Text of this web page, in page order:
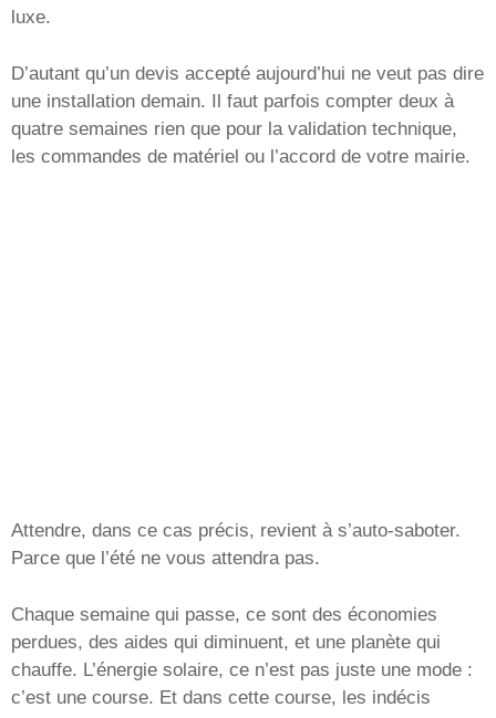
luxe.
D’autant qu’un devis accepté aujourd’hui ne veut pas dire
une installation demain. Il faut parfois compter deux à
quatre semaines rien que pour la validation technique,
les commandes de matériel ou l’accord de votre mairie.
Attendre, dans ce cas précis, revient à s’auto-saboter.
Parce que l’été ne vous attendra pas.
Chaque semaine qui passe, ce sont des économies
perdues, des aides qui diminuent, et une planète qui
chauffe. L’énergie solaire, ce n’est pas juste une mode :
c’est une course. Et dans cette course, les indécis